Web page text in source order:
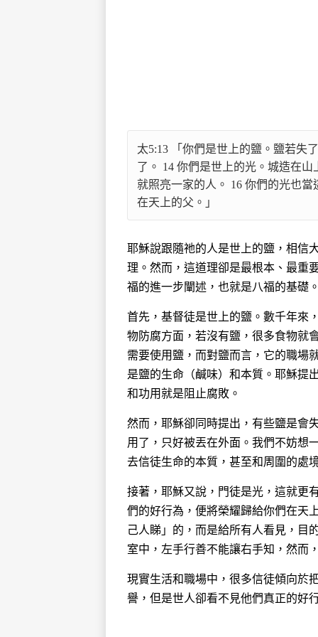
太5:13 「你們是世上的鹽。鹽若失
了。 14 你們是世上的光。城造在
就照亮一家的人。 16 你們的光也
在天上的父。」
耶穌說跟隨祂的人是世上的鹽，相信
理。然而，這道理卻是最根本、最重
福的進一步闡述，也就是八福的基礎
首先，基督徒是世上的鹽。數千年來
物防腐方面，若沒有鹽，很多食物就
需要使用鹽，而對鹽而言，它的職場
是鹽的生命（鹹味）和本質。耶穌提
和功用就是阻止腐敗。
然而，耶穌卻同時提出，有些鹽是會
用了，只好被丟在外面。我們不妨想
去信徒生命的本質，甚至和周圍的處
接著，耶穌又說，門徒是光，這就更
們的好行為，便將榮耀歸給你們在天
己人睇」的，而是給所有人看見，目
室中，左手行善不能讓右手知，然而
現實生活和職場中，很多信徒傾向於
譽，但是世人卻看不見他們真正的好